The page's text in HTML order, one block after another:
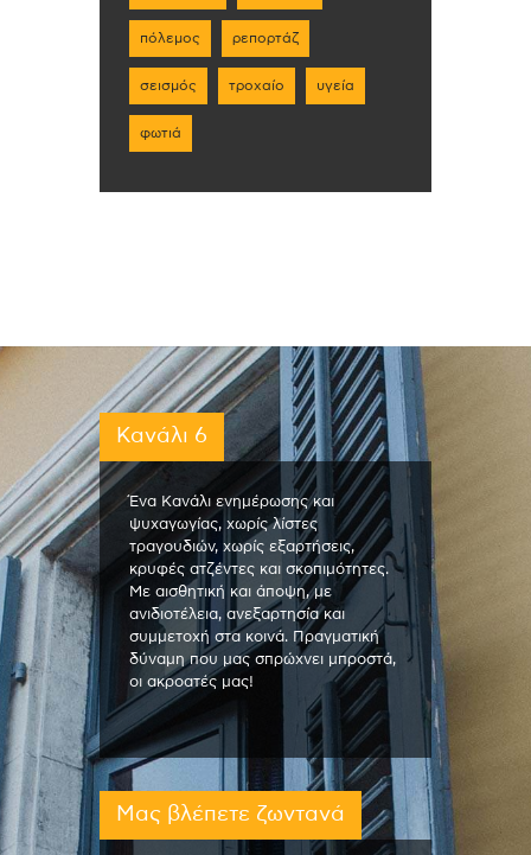
πόλεμος ρεπορτάζ
σεισμός τροχαίο υγεία
φωτιά
Κανάλι 6
Ένα Κανάλι ενημέρωσης και
ψυχαγωγίας, χωρίς λίστες
τραγουδιών, χωρίς εξαρτήσεις,
κρυφές ατζέντες και σκοπιμότητες.
Με αισθητική και άποψη, με
ανιδιοτέλεια, ανεξαρτησία και
συμμετοχή στα κοινά. Πραγματική
δύναμη που μας σπρώχνει μπροστά,
οι ακροατές μας!
Μας βλέπετε ζωντανά